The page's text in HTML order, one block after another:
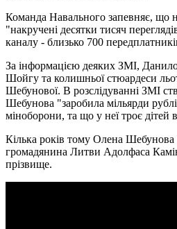
Команда Навального запевняє, що
"накручені десятки тисяч
каналу - близько 700
За інформацією деяких ЗМІ,
Шойгу та колишньої стюардеси
Шебунової. В розслідуванні ЗМІ
Шебунова "заробила мільярди
міноборони, та що у неї троє дітей
Кілька років тому Олена Шебунова
громадянина Литви Адолфаса
прізвище.